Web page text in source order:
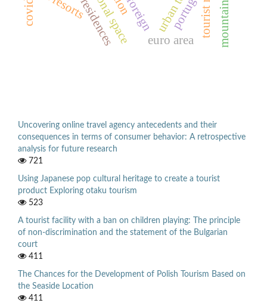
foreign portugal
euro area
Uncovering online travel agency antecedents and their
consequences in terms of consumer behavior: A retrospective
analysis for future research
721
Using Japanese pop cultural heritage to create a tourist
product Exploring otaku tourism
523
A tourist facility with a ban on children playing: The principle
of non-discrimination and the statement of the Bulgarian
court
411
The Chances for the Development of Polish Tourism Based on
the Seaside Location
411